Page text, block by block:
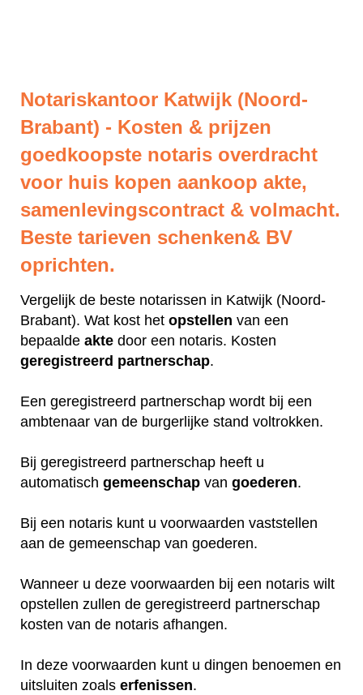
Notariskantoor Katwijk (Noord-
Brabant) - Kosten & prijzen
goedkoopste notaris overdracht
voor huis kopen aankoop akte,
samenlevingscontract & volmacht.
Beste tarieven schenken& BV
oprichten.
Vergelijk de beste notarissen in Katwijk (Noord-
Brabant). Wat kost het opstellen van een
bepaalde akte door een notaris. Kosten
geregistreerd partnerschap.
Een geregistreerd partnerschap wordt bij een
ambtenaar van de burgerlijke stand voltrokken.
Bij geregistreerd partnerschap heeft u
automatisch gemeenschap van goederen.
Bij een notaris kunt u voorwaarden vaststellen
aan de gemeenschap van goederen.
Wanneer u deze voorwaarden bij een notaris wilt
opstellen zullen de geregistreerd partnerschap
kosten van de notaris afhangen.
In deze voorwaarden kunt u dingen benoemen en
uitsluiten zoals erfenissen.